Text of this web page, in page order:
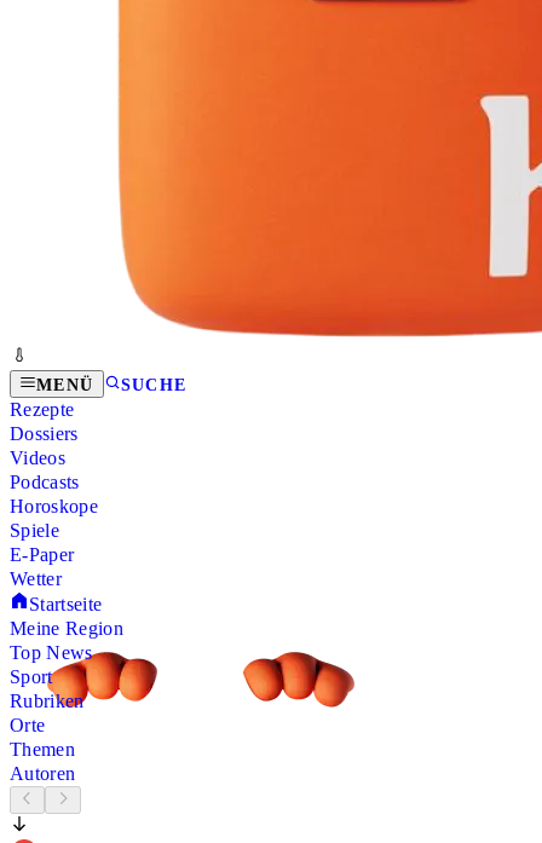
MENÜ SUCHE
Rezepte
Dossiers
Videos
Podcasts
Horoskope
Spiele
E-Paper
Wetter
Startseite
Meine Region
Top News
Sport
Rubriken
Orte
Themen
Autoren